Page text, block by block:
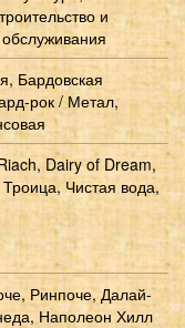
и
Бардовская
рок / Метал,
Dairy of Dream,
Чистая вода,
Ринпоче, Далай-
Наполеон Хилл